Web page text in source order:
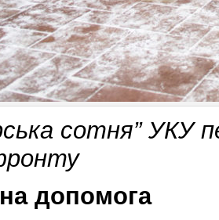
сотня” УКУ
допомога